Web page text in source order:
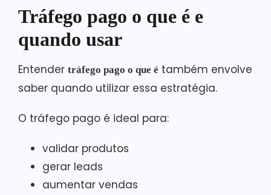
Tráfego pago o que é e
quando usar
Entender tráfego pago o que é também envolve
saber quando utilizar essa estratégia.
O tráfego pago é ideal para:
validar produtos
gerar leads
aumentar vendas